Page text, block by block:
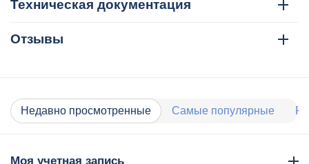
Техническая документация
Отзывы
Недавно просмотренные Самые популярные
Моя учетная запись